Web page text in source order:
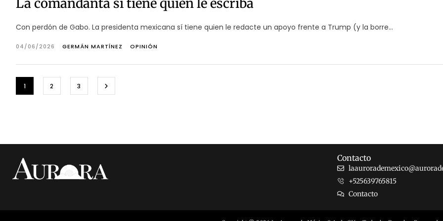
La comandanta sí tiene quien le escriba
Con perdón de Gabo. La presidenta mexicana sí tiene quien le redacte un apoyo frente a Trump (y la borre...
04/06/2026 GERMÁN MARTÍNEZ OPINIÓN
1 2 3
Contacto
+525639765815
Contacto